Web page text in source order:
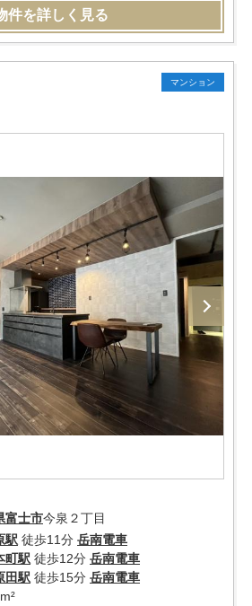
件を詳しく見る
マンション
富士市今泉２丁目
駅 徒歩11分 岳南電車
町駅 徒歩12分 岳南電車
田駅 徒歩15分 岳南電車